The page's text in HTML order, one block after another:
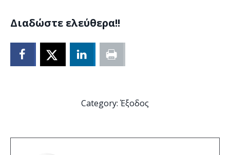
Διαδώστε ελεύθερα!!
Category: Έξοδος